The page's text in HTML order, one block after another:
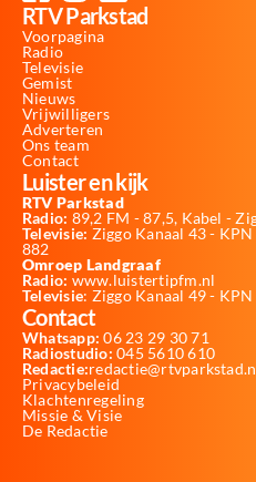
RTV Parkstad
Voorpagina
Radio
Televisie
Gemist
Nieuws
Vrijwilligers
Adverteren
Ons team
Contact
Luister en kijk
RTV Parkstad
Radio: 89,2 FM - 87,5, Kabel -
Televisie: Ziggo Kanaal 43 -
882
Omroep Landgraaf
Radio: www.luistertipfm.nl
Televisie: Ziggo Kanaal 49 -
Contact
Whatsapp: 06 23 29 30 71
Radiostudio: 045 5610 610
Redactie:
Privacybeleid
Klachtenregeling
Missie & Visie
De Redactie